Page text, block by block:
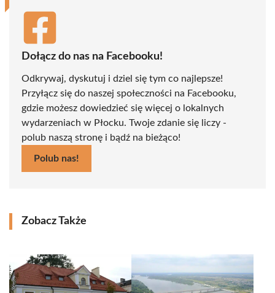
Dołącz do nas na Facebooku!
Odkrywaj, dyskutuj i dziel się tym co najlepsze!
Przyłącz się do naszej społeczności na Facebooku,
gdzie możesz dowiedzieć się więcej o lokalnych
wydarzeniach w Płocku. Twoje zdanie się liczy -
polub naszą stronę i bądź na bieżąco!
Polub nas!
Zobacz Także